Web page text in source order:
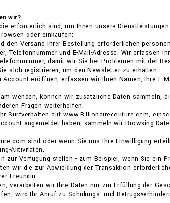
wir?
erforderlich sind, um Ihnen unsere
oder einkaufen:
den Versand Ihrer Bestellung erforderlichen
Telefonnummer und E-Mail-Adresse. Wir erfassen
damit wir Sie bei Problemen mit der
sich registrieren, um den Newsletter zu erhalten.
eröffnen, erfassen wir Ihren Namen, Ihre E-
wenden, können wir zusätzliche Daten sammeln,
Fragen weiterhelfen.
Surfverhalten auf www.Billionairecouture.com,
angemeldet haben, sammeln wir Browsing-
sind oder wenn Sie uns Ihre Einwilligung
Aktivitäten.
zur Verfügung stellen - zum Beispiel, wenn Sie ein
wir die zur Abwicklung der Transaktion
Freundin.
verarbeiten wir Ihre Daten nur zur Erfüllung der
wird Ihr Anruf zu Schulungs- und